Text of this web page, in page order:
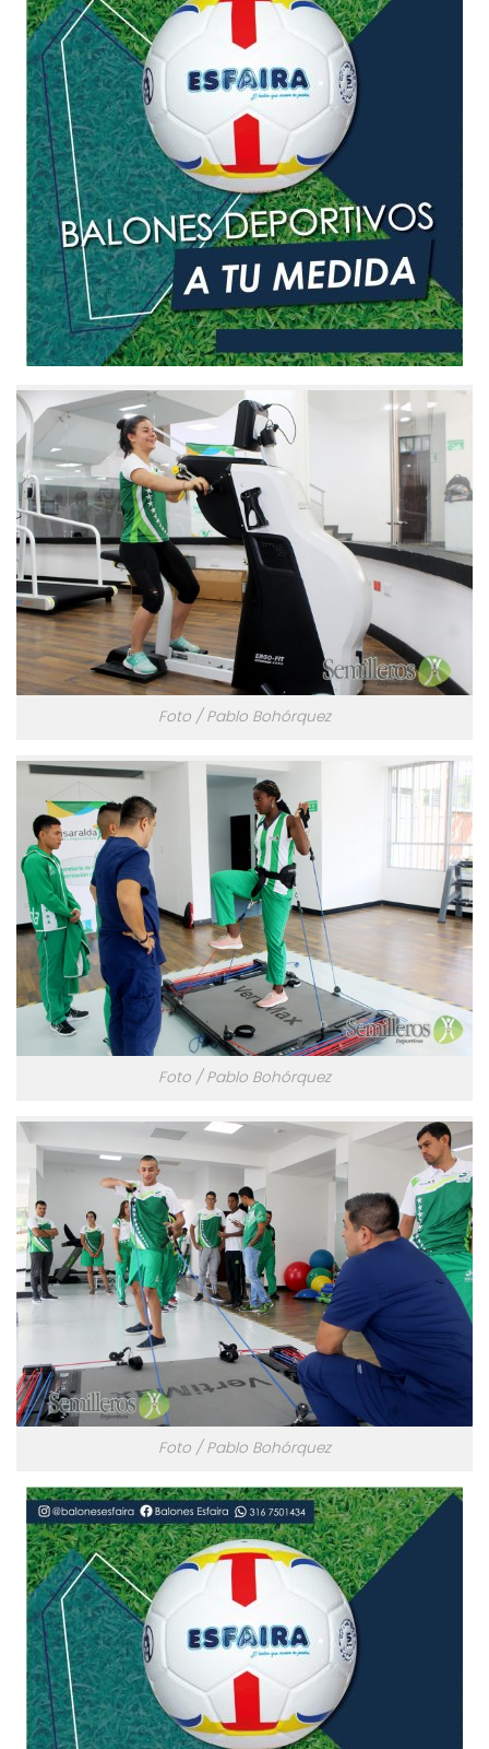
Foto / Pablo Bohórquez
Foto / Pablo Bohórquez
Foto / Pablo Bohórquez